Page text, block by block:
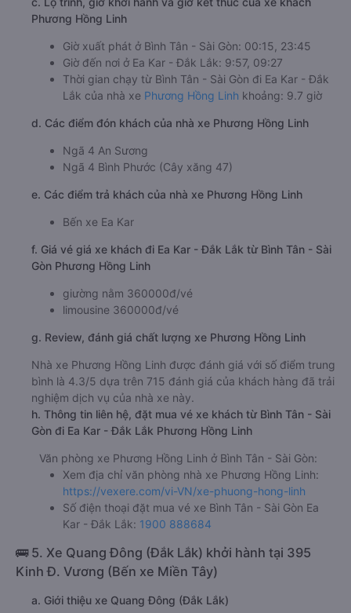
Phương Hồng Linh
Giờ xuất phát ở Bình Tân - Sài Gòn: 00:15, 23:45
Giờ đến nơi ở Ea Kar - Đắk Lắk: 9:57, 09:27
Thời gian chạy từ Bình Tân - Sài Gòn đi Ea Kar - Đắk
Lắk của nhà xe Phương Hồng Linh khoảng: 9.7 giờ
d. Các điểm đón khách của nhà xe Phương Hồng Linh
Ngã 4 An Sương
Ngã 4 Bình Phước (Cây xăng 47)
e. Các điểm trả khách của nhà xe Phương Hồng Linh
Bến xe Ea Kar
f. Giá vé giá xe khách đi Ea Kar - Đắk Lắk từ Bình Tân - Sài
Gòn Phương Hồng Linh
giường nằm 360000đ/vé
limousine 360000đ/vé
g. Review, đánh giá chất lượng xe Phương Hồng Linh
Nhà xe Phương Hồng Linh được đánh giá với số điểm trung
bình là 4.3/5 dựa trên 715 đánh giá của khách hàng đã trải
nghiệm dịch vụ của nhà xe này.
h. Thông tin liên hệ, đặt mua vé xe khách từ Bình Tân - Sài
Gòn đi Ea Kar - Đắk Lắk Phương Hồng Linh
Văn phòng xe Phương Hồng Linh ở Bình Tân - Sài Gòn:
Xem địa chỉ văn phòng nhà xe Phương Hồng Linh:
https://vexere.com/vi-VN/xe-phuong-hong-linh
Số điện thoại đặt mua vé xe Bình Tân - Sài Gòn Ea
Kar - Đắk Lắk: 1900 888684
🚌 5. Xe Quang Đông (Đắk Lắk) khởi hành tại 395
Kinh Đ. Vương (Bến xe Miền Tây)
a. Giới thiệu xe Quang Đông (Đắk Lắk)